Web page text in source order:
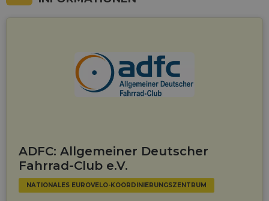
ADFC: Allgemeiner Deutscher
Fahrrad-Club e.V.
NATIONALES EUROVELO-KOORDINIERUNGSZENTRUM